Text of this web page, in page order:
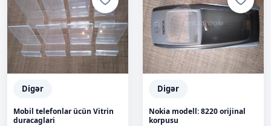
Digər
Mobil telefonlar ücün Vitrin
duracaglari
Digər
Nokia modell: 8220 orijinal
korpusu